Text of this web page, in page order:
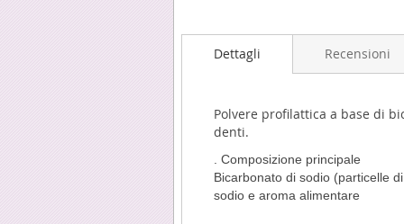
Dettagli
Polvere profilattica a base di
denti.
. Composizione principale
Bicarbonato di sodio (particelle
sodio e aroma alimentare
Recensioni